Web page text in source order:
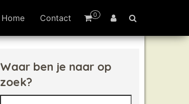
0
Home Contact
Waar ben je naar op
zoek?
Zoeken naar: